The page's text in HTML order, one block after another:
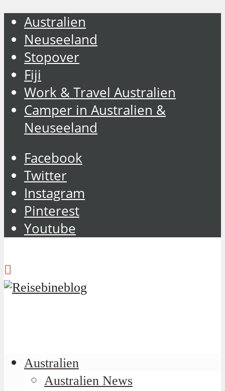
Australien
Neuseeland
Stopover
Fiji
Work & Travel Australien
Camper in Australien &
Neuseeland
Facebook
Twitter
Instagram
Pinterest
Youtube
Australien
Australien News